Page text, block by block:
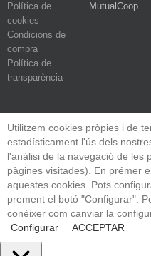
Política de
cookies
Condicions de
compra
Política de
transparència
Utilitzem cookies pròpies i de
estadísticament l'ús dels
l'anàlisi de la navegació de les
pàgines visitades). En prémer
aquestes cookies. Pots
prement el botó "Configurar".
conèixer com canviar la
Configurar
ACCEPTAR